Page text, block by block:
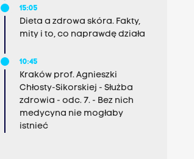
15:05
Dieta a zdrowa skóra. Fakty,
mity i to, co naprawdę działa
10:45
Kraków prof. Agnieszki
Chłosty-Sikorskiej - Służba
zdrowia - odc. 7. - Bez nich
medycyna nie mogłaby
istnieć